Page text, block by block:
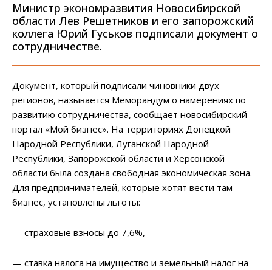
Министр экономразвития Новосибирской
области Лев Решетников и его запорожский
коллега Юрий Гуськов подписали документ о
сотрудничестве.
Документ, который подписали чиновники двух
регионов, называется Меморандум о намерениях по
развитию сотрудничества, сообщает новосибирский
портал «Мой бизнес». На территориях Донецкой
Народной Республики, Луганской Народной
Республики, Запорожской области и Херсонской
области была создана свободная экономическая зона.
Для предпринимателей, которые хотят вести там
бизнес, установлены льготы:
— страховые взносы до 7,6%,
— ставка налога на имущество и земельный налог на